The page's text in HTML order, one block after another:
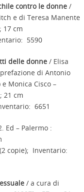
contro le donne /
e di Teresa Manente
17 cm
5590
delle donne / Elisa
di Antonio
Monica Cisco –
21 cm
6651
2. Ed – Palermo :
copie); Inventario:
/ a cura di